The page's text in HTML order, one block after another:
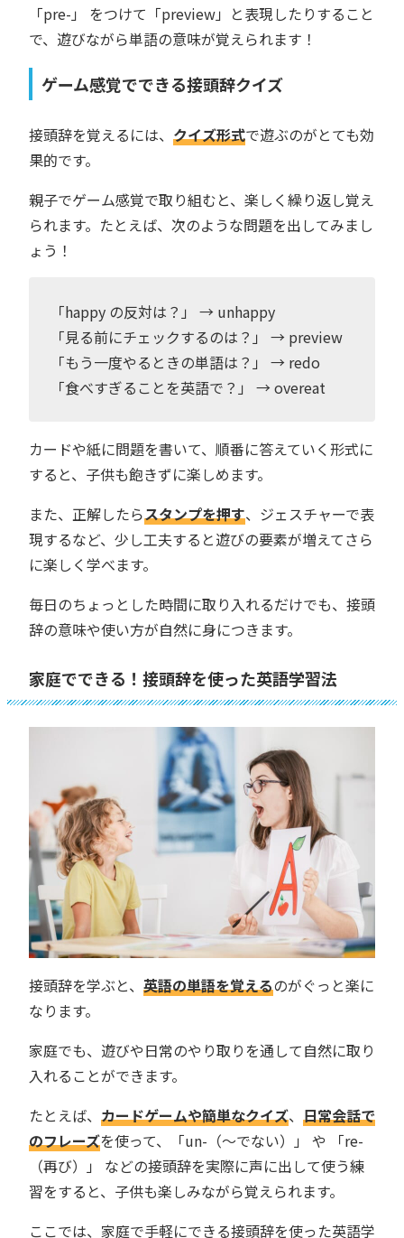
「pre-」 をつけて「preview」と表現したりすること
で、遊びながら単語の意味が覚えられます！
ゲーム感覚でできる接頭辞クイズ
接頭辞を覚えるには、 クイズ形式で遊ぶのがとても効
果的です。
親子でゲーム感覚で取り組むと、楽しく繰り返し覚え
られます。たとえば、次のような問題を出してみまし
ょう！
「happy の反対は？」 → unhappy
「見る前にチェックするのは？」 → preview
「もう一度やるときの単語は？」 → redo
「食べすぎることを英語で？」 → overeat
カードや紙に問題を書いて、順番に答えていく形式に
すると、子供も飽きずに楽しめます。
また、正解したらスタンプを押す、ジェスチャーで表
現するなど、少し工夫すると遊びの要素が増えてさら
に楽しく学べます。
毎日のちょっとした時間に取り入れるだけでも、接頭
辞の意味や使い方が自然に身につきます。
家庭でできる！接頭辞を使った英語学習法
接頭辞を学ぶと、 英語の単語を覚えるのがぐっと楽に
なります。
家庭でも、遊びや日常のやり取りを通して自然に取り
入れることができます。
たとえば、 カードゲームや簡単なクイズ、 日常会話で
のフレーズを使って、「un-（〜でない）」 や 「re-
（再び）」 などの接頭辞を実際に声に出して使う練
習をすると、子供も楽しみながら覚えられます。
ここでは、家庭で手軽にできる接頭辞を使った英語学